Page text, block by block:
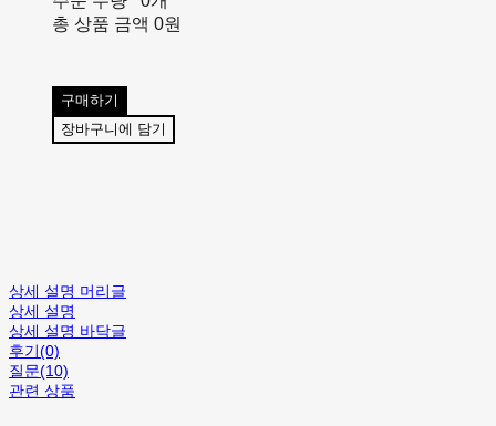
총 상품 금액 0원
구매하기
장바구니에 담기
상세 설명 머리글
상세 설명
상세 설명 바닥글
후기(0)
질문(10)
관련 상품